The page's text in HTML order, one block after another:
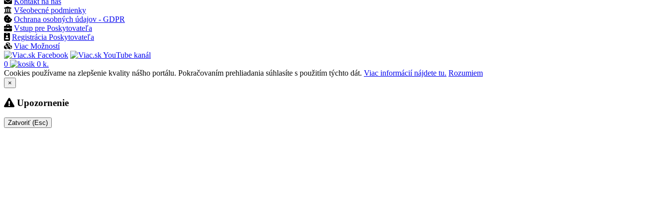
Všeobecné podmienky
Ochrana osobných údajov - GDPR
Vstup pre Poskytovateľa
Registrácia Poskytovateľa
Viac Možností
0
0 k.
Cookies používame na zlepšenie kvality nášho portálu. Pokračovaním prehliadania súhlasíte s použitím týchto dát. Viac informácií nájdete tu. Rozumiem
×
Upozornenie
Zatvoriť (Esc)